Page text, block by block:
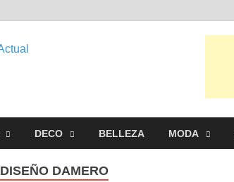
DECO BELLEZA MODA
DISEÑO DAMERO